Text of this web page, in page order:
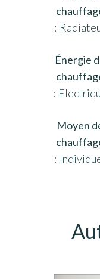
Énergie
Moyen